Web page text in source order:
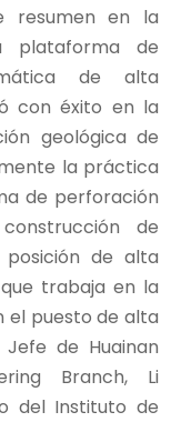
resumen en la
plataforma de
de alta
con éxito en la
geológica de
la práctica
de perforación
de
de alta
trabaja en la
el puesto de alta
Jefe de Huainan
Branch, Li
del Instituto de